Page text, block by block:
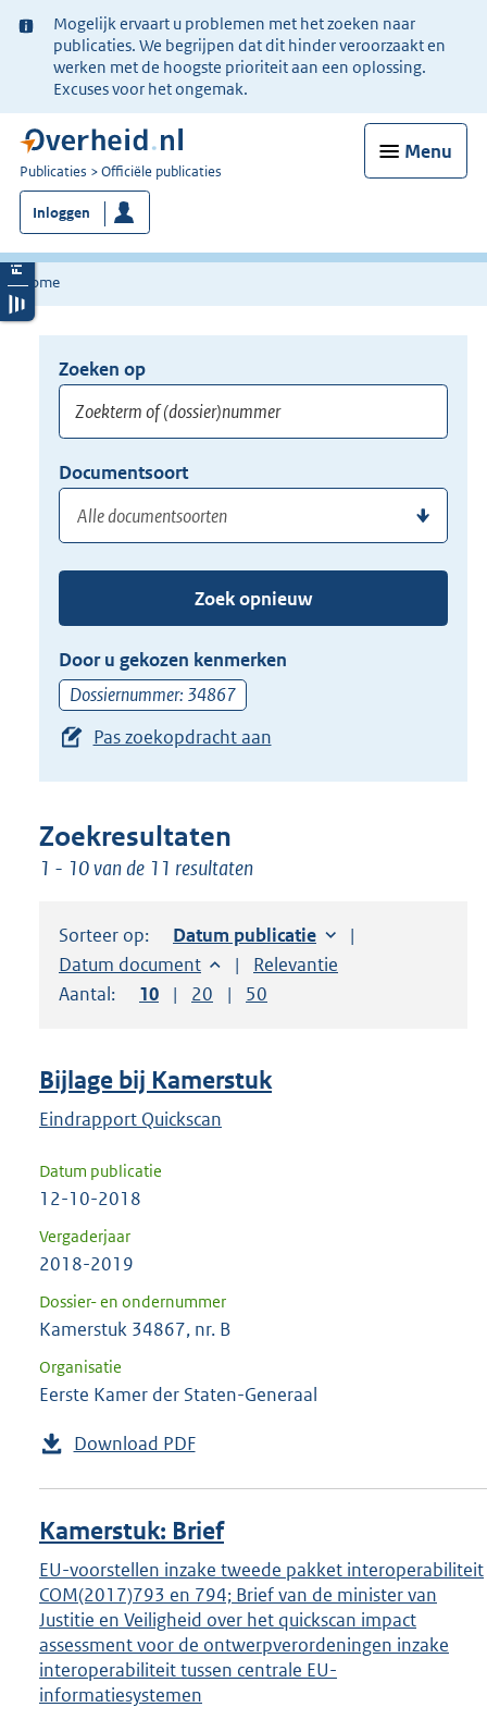
Ter
informatie:
Mogelijk ervaart u problemen met het zoeken naar
publicaties. We begrijpen dat dit hinder veroorzaakt en
werken met de hoogste prioriteit aan een oplossing.
Excuses voor het ongemak.
Menu
U
bent
nu
hier:
Publicaties Officiële publicaties
Inloggen
Home
Opnieuw
zoeken:
Zoeken op
of
(dossier)nummer
hier
uw
zoekterm
of
(dossier)nummer
in
Documentsoort
of
de
pijl
beneden
toets
suggesties.
Druk
om
uw
keuze
bevestigen.
Zoek opnieuw
Door u gekozen kenmerken
Dossiernummer: 34867
Pas zoekopdracht aan
Zoekresultaten
1 - 10 van de 11 resultaten
Sorteer op: Sorteer op:
Datum publicatie
Sorteer op:
Datum document Sorteer op:
Relevantie
Aantal:
Toon
10 resultaten per pagina
Toon
20 resultaten per pagina
Toon
50
Bijlage bij Kamerstuk
Eindrapport Quickscan
Datum publicatie
12-10-2018
Vergaderjaar
2018-2019
Dossier- en ondernummer
Kamerstuk 34867, nr. B
Organisatie
Eerste Kamer der Staten-Generaal
Download PDF
Kamerstuk: Brief
EU-voorstellen inzake tweede pakket interoperabiliteit
COM(2017)793 en 794; Brief van de minister van
Justitie en Veiligheid over het quickscan impact
assessment voor de ontwerpverordeningen inzake
interoperabiliteit tussen centrale EU-
informatiesystemen